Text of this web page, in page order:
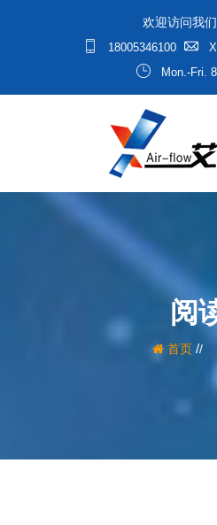
欢迎访问我
18005346100
Mon.-Fri.
阅
首页/